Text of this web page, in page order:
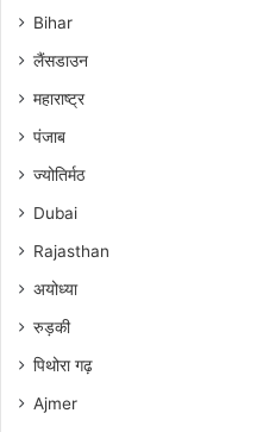
Bihar
लैंसडाउन
महाराष्ट्र
पंजाब
ज्योतिर्मठ
Dubai
Rajasthan
अयोध्या
रुड़की
पिथोरा गढ़
Ajmer